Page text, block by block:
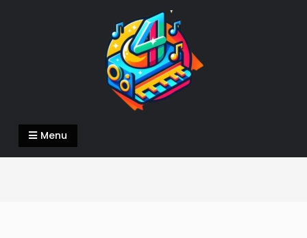
4DeeJays.pl
piszemy o tym co nam w duszy gra
Menu